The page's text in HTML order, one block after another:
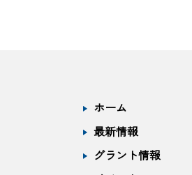
ホーム
最新情報
グラント情報